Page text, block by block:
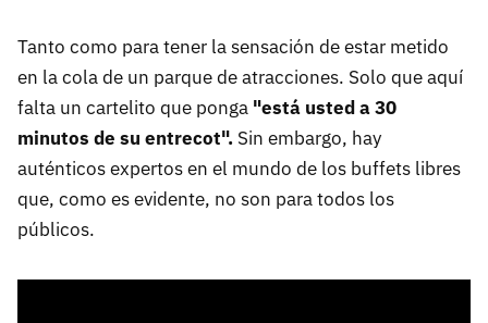
Tanto como para tener la sensación de estar metido
en la cola de un parque de atracciones. Solo que aquí
falta un cartelito que ponga "está usted a 30
minutos de su entrecot". Sin embargo, hay
auténticos expertos en el mundo de los buffets libres
que, como es evidente, no son para todos los
públicos.